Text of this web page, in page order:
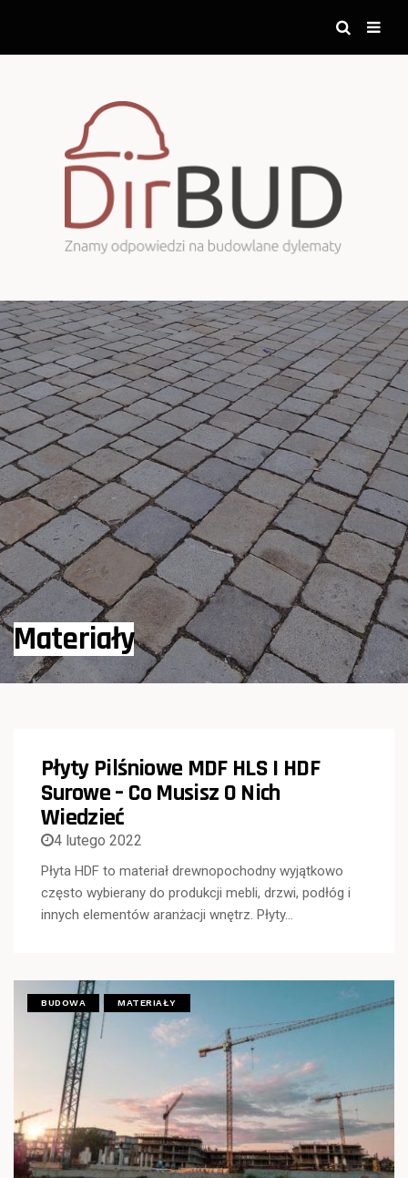
Materiały
Płyty Pilśniowe MDF HLS I HDF
Surowe – Co Musisz O Nich
Wiedzieć
4 lutego 2022
Płyta HDF to materiał drewnopochodny wyjątkowo
często wybierany do produkcji mebli, drzwi, podłóg i
innych elementów aranżacji wnętrz. Płyty…
BUDOWA MATERIAŁY